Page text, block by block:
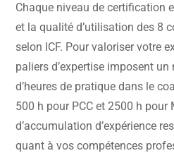
Chaque niveau de certification
et la qualité d’utilisation des 8
selon ICF. Pour valoriser votre
paliers d’expertise imposent
d’heures de pratique dans le
500 h pour PCC et 2500 h pour
d’accumulation d’expérience
quant à vos compétences